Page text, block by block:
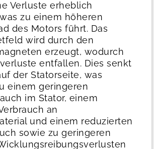
Verluste erheblich
zu einem höheren
des Motors führt. Das
wird durch den
erzeugt, wodurch
entfallen. Dies senkt
der Statorseite, was
einem geringeren
im Stator, einem
an
und einem reduzierten
sowie zu geringeren